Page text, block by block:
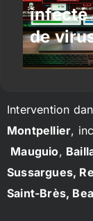
infecté
de
Intervention
Montpellier,
Mauguio,
Sussargues,
Saint-Brès,